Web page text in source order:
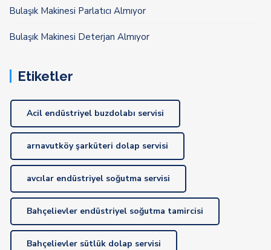
Bulaşık Makinesi Parlatıcı Almıyor
Bulaşık Makinesi Deterjan Almıyor
Etiketler
Acil endüstriyel buzdolabı servisi
arnavutköy şarküteri dolap servisi
avcılar endüstriyel soğutma servisi
Bahçelievler endüstriyel soğutma tamircisi
Bahçelievler sütlük dolap servisi